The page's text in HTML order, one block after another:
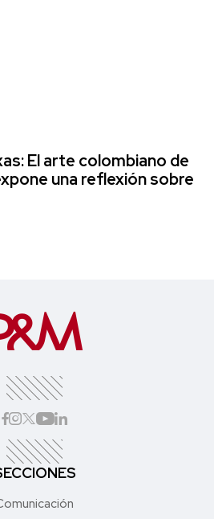
El arte colombiano de
una reflexión sobre